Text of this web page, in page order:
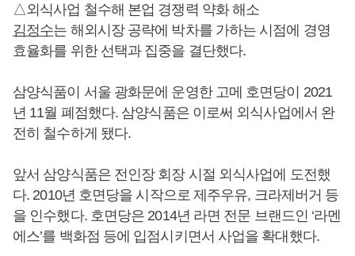
△외식사업 철수해 본업 경쟁력 약화 해소
김정수는 해외시장 공략에 박차를 가하는 시점에 경영
효율화를 위한 선택과 집중을 결단했다.
삼양식품이 서울 광화문에 운영한 고메 호면당이 2021
년 11월 폐점했다. 삼양식품은 이로써 외식사업에서 완
전히 철수하게 됐다.
앞서 삼양식품은 전인장 회장 시절 외식사업에 도전했
다. 2010년 호면당을 시작으로 제주우유, 크라제버거 등
을 인수했다. 호면당은 2014년 라면 전문 브랜드인 ‘라멘
에스’를 백화점 등에 입점시키면서 사업을 확대했다.